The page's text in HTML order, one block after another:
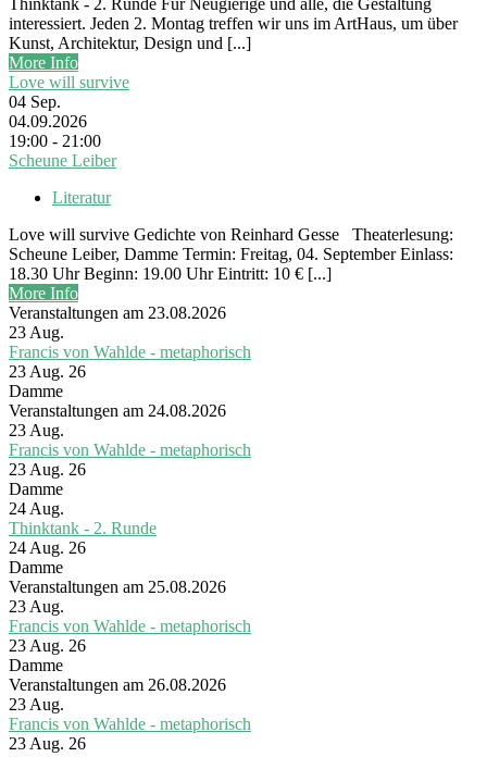
Thinktank - 2. Runde Für Neugierige und alle, die Gestaltung
interessiert. Jeden 2. Montag treffen wir uns im ArtHaus, um über
Kunst, Architektur, Design und [...]
More Info
Love will survive
04 Sep.
04.09.2026
19:00 - 21:00
Scheune Leiber
Literatur
Love will survive Gedichte von Reinhard Gesse Theaterlesung:
Scheune Leiber, Damme Termin: Freitag, 04. September Einlass:
18.30 Uhr Beginn: 19.00 Uhr Eintritt: 10 € [...]
More Info
Veranstaltungen am 23.08.2026
23Aug.
Francis von Wahlde - metaphorisch
23 Aug. 26
Damme
Veranstaltungen am 24.08.2026
23Aug.
Francis von Wahlde - metaphorisch
23 Aug. 26
Damme
24Aug.
Thinktank - 2. Runde
24 Aug. 26
Damme
Veranstaltungen am 25.08.2026
23Aug.
Francis von Wahlde - metaphorisch
23 Aug. 26
Damme
Veranstaltungen am 26.08.2026
23Aug.
Francis von Wahlde - metaphorisch
23 Aug. 26